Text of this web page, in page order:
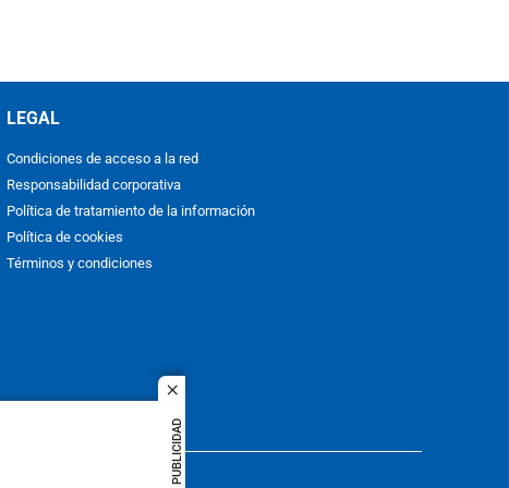
close
PUBLICIDAD
LEGAL
Condiciones de acceso a la red
Responsabilidad corporativa
Política de tratamiento de la información
Política de cookies
Términos y condiciones